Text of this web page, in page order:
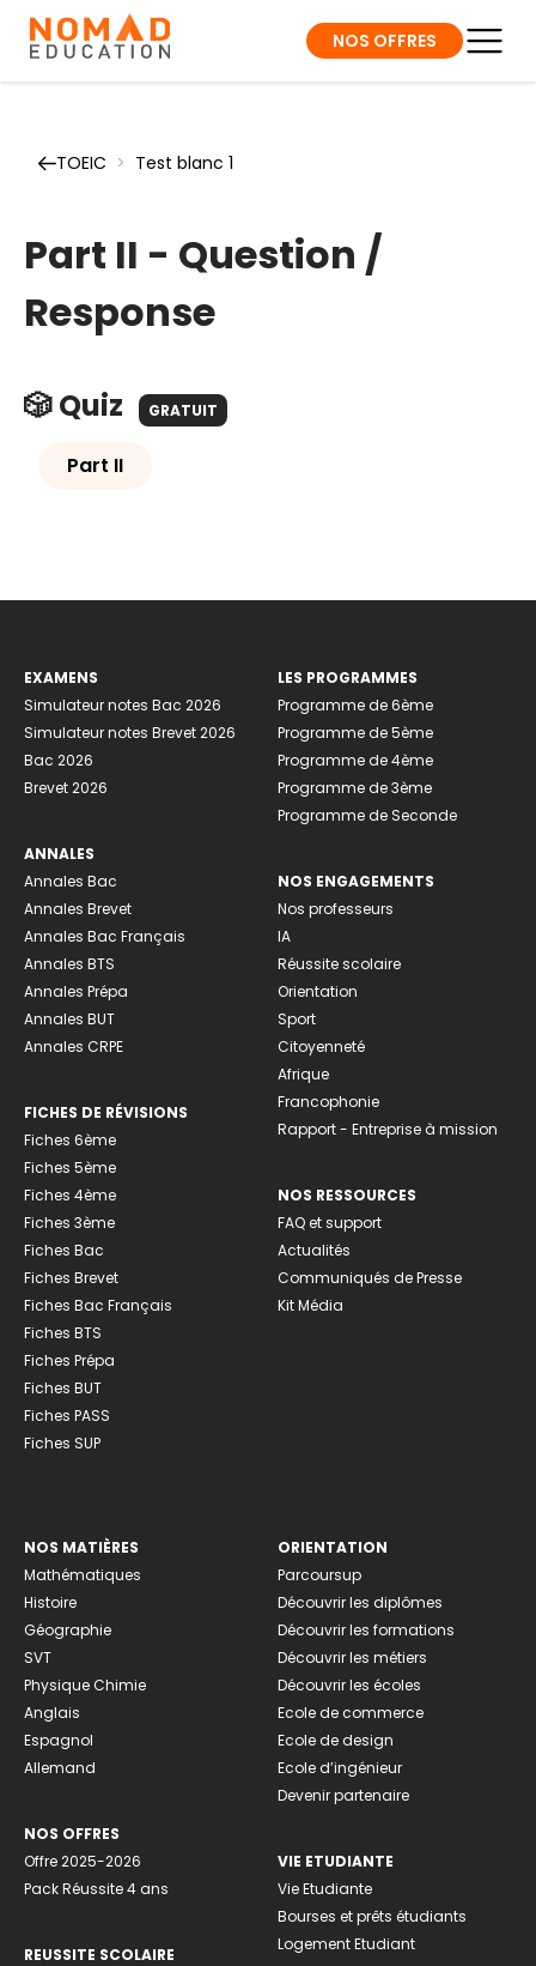
NOS OFFRES
TOEIC > Test blanc 1
Part II - Question /
Response
🎲 Quiz GRATUIT
Part II
EXAMENS
Simulateur notes Bac 2026
Simulateur notes Brevet 2026
Bac 2026
Brevet 2026
ANNALES
Annales Bac
Annales Brevet
Annales Bac Français
Annales BTS
Annales Prépa
Annales BUT
Annales CRPE
FICHES DE RÉVISIONS
Fiches 6ème
Fiches 5ème
Fiches 4ème
Fiches 3ème
Fiches Bac
Fiches Brevet
Fiches Bac Français
Fiches BTS
Fiches Prépa
Fiches BUT
Fiches PASS
Fiches SUP
LES PROGRAMMES
Programme de 6ème
Programme de 5ème
Programme de 4ème
Programme de 3ème
Programme de Seconde
NOS ENGAGEMENTS
Nos professeurs
IA
Réussite scolaire
Orientation
Sport
Citoyenneté
Afrique
Francophonie
Rapport - Entreprise à mission
NOS RESSOURCES
FAQ et support
Actualités
Communiqués de Presse
Kit Média
NOS MATIÈRES
Mathématiques
Histoire
Géographie
SVT
Physique Chimie
Anglais
Espagnol
Allemand
NOS OFFRES
Offre 2025-2026
Pack Réussite 4 ans
REUSSITE SCOLAIRE
ORIENTATION
Parcoursup
Découvrir les diplômes
Découvrir les formations
Découvrir les métiers
Découvrir les écoles
Ecole de commerce
Ecole de design
Ecole d’ingénieur
Devenir partenaire
VIE ETUDIANTE
Vie Etudiante
Bourses et prêts étudiants
Logement Etudiant